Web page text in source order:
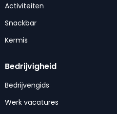
Activiteiten
Snackbar
Kermis
Bedrijvigheid
Bedrijvengids
Werk vacatures